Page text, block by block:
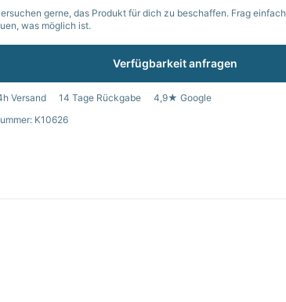
gerne, das Produkt für dich zu beschaffen. Frag
was möglich ist.
Verfügbarkeit anfragen
Versand 14 Tage Rückgabe
4,9★ Google
K10626